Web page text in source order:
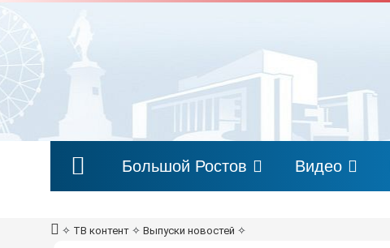
Большой Ростов Видео
✧ ТВ контент ✧ Выпуски новостей ✧